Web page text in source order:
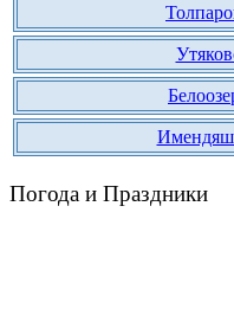
Погода и Праздники